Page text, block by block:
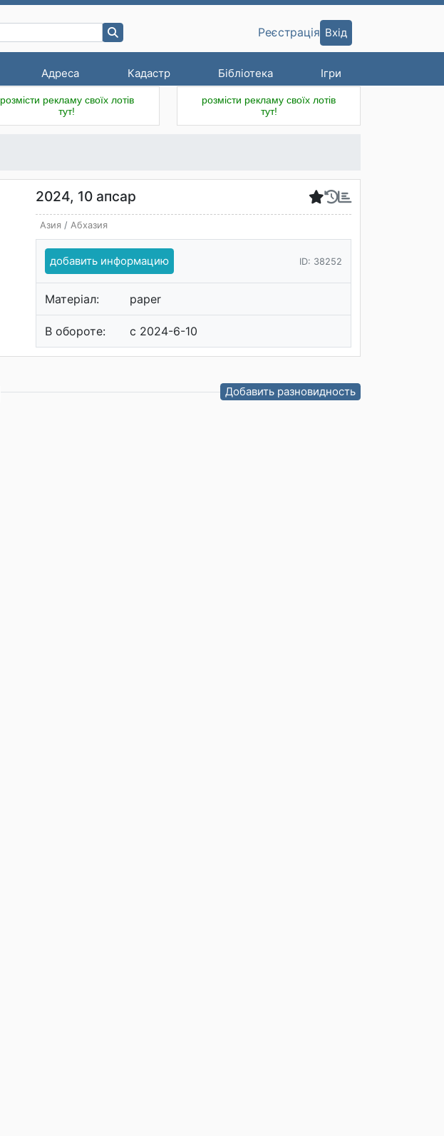
Адреса Кадастр Бібліотека Ігри
Реєстрація Вхід
розмісти рекламу своїх лотів
тут!
розмісти рекламу своїх лотів
тут!
2024, 10 апсар
Азия / Абхазия
добавить информацию ID: 38252
Матеріал: paper
В обороте: c 2024-6-10
Добавить разновидность